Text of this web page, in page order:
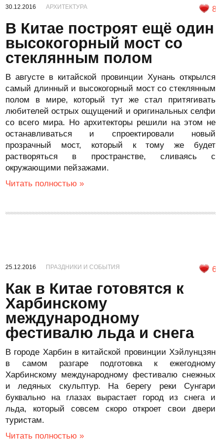
30.12.2016 АРХИТЕКТУРА 8
В Китае построят ещё один
высокогорный мост со
стеклянным полом
В августе в китайской провинции Хунань открылся
самый длинный и высокогорный мост со стеклянным
полом в мире, который тут же стал притягивать
любителей острых ощущений и оригинальных селфи
со всего мира. Но архитекторы решили на этом не
останавливаться и спроектировали новый
прозрачный мост, который к тому же будет
растворяться в пространстве, сливаясь с
окружающими пейзажами.
Читать полностью »
25.12.2016 ПРАЗДНИКИ И СОБЫТИЯ 6
Как в Китае готовятся к
Харбинскому
международному
фестивалю льда и снега
В городе Харбин в китайской провинции Хэйлунцзян
в самом разгаре подготовка к ежегодному
Харбинскому международному фестивалю снежных
и ледяных скульптур. На берегу реки Сунгари
буквально на глазах вырастает город из снега и
льда, который совсем скоро откроет свои двери
туристам.
Читать полностью »